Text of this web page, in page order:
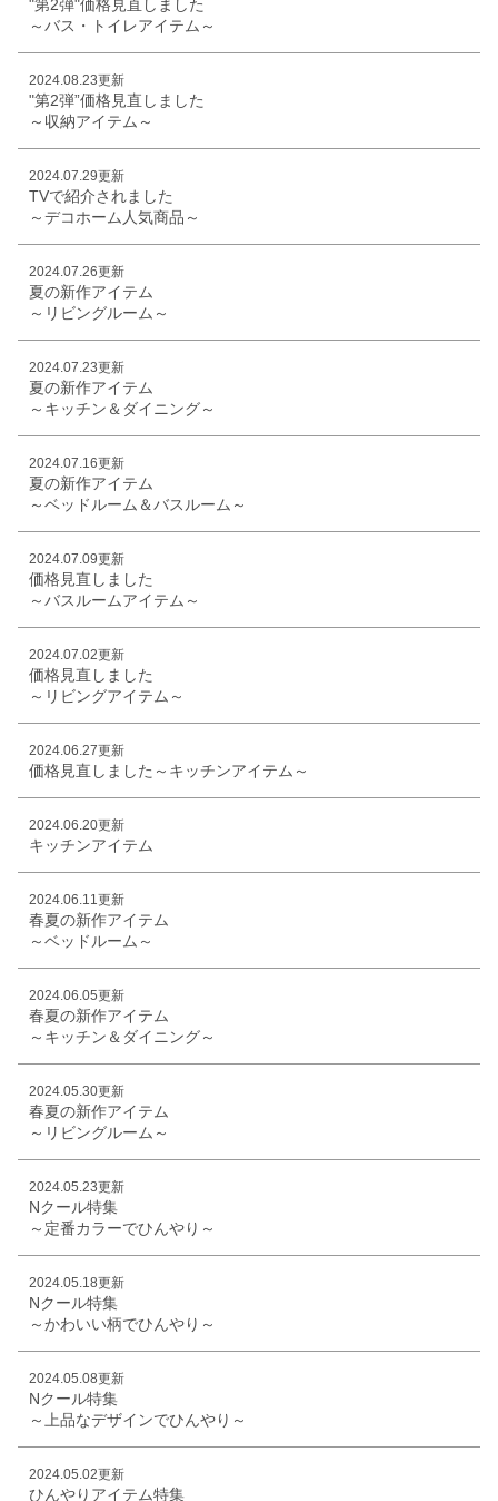
"第2弾"価格見直しました
～バス・トイレアイテム～
2024.08.23更新
"第2弾”価格見直しました
～収納アイテム～
2024.07.29更新
TVで紹介されました
～デコホーム人気商品～
2024.07.26更新
夏の新作アイテム
～リビングルーム～
2024.07.23更新
夏の新作アイテム
～キッチン＆ダイニング～
2024.07.16更新
夏の新作アイテム
～ベッドルーム＆バスルーム～
2024.07.09更新
価格見直しました
～バスルームアイテム～
2024.07.02更新
価格見直しました
～リビングアイテム～
2024.06.27更新
価格見直しました～キッチンアイテム～
2024.06.20更新
キッチンアイテム
2024.06.11更新
春夏の新作アイテム
～ベッドルーム～
2024.06.05更新
春夏の新作アイテム
～キッチン＆ダイニング～
2024.05.30更新
春夏の新作アイテム
～リビングルーム～
2024.05.23更新
Nクール特集
～定番カラーでひんやり～
2024.05.18更新
Nクール特集
～かわいい柄でひんやり～
2024.05.08更新
Nクール特集
～上品なデザインでひんやり～
2024.05.02更新
ひんやりアイテム特集